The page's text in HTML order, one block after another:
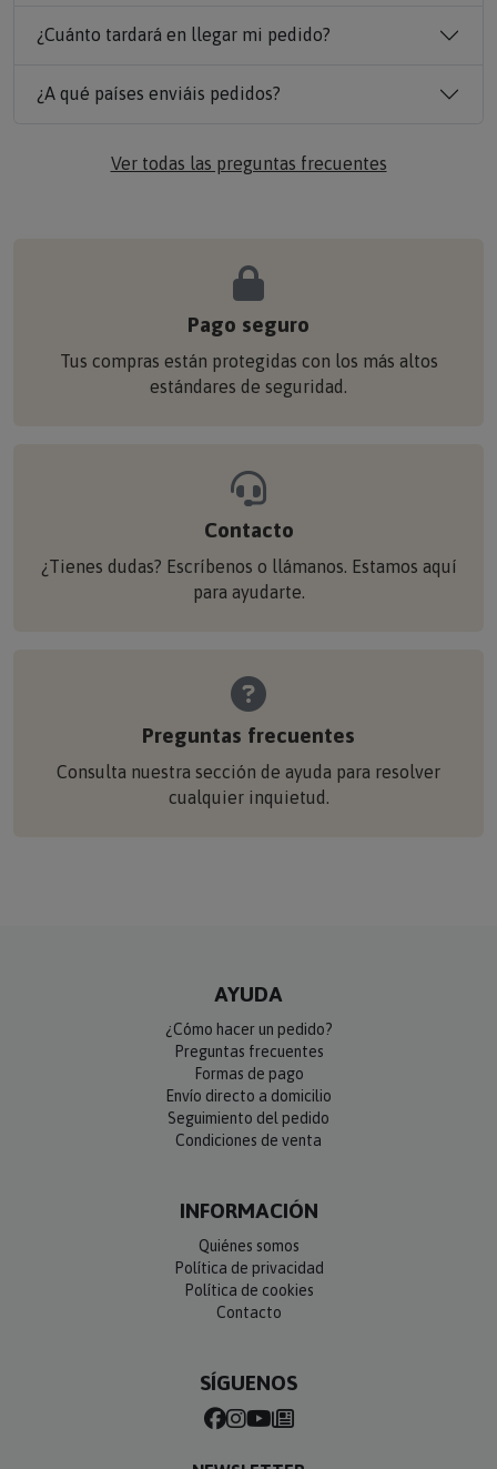
¿Cuánto tardará en llegar mi pedido?
¿A qué países enviáis pedidos?
Ver todas las preguntas frecuentes
Pago seguro
Tus compras están protegidas con los más altos
estándares de seguridad.
Contacto
¿Tienes dudas? Escríbenos o llámanos. Estamos aquí
para ayudarte.
Preguntas frecuentes
Consulta nuestra sección de ayuda para resolver
cualquier inquietud.
AYUDA
¿Cómo hacer un pedido?
Preguntas frecuentes
Formas de pago
Envío directo a domicilio
Seguimiento del pedido
Condiciones de venta
INFORMACIÓN
Quiénes somos
Política de privacidad
Política de cookies
Contacto
SÍGUENOS